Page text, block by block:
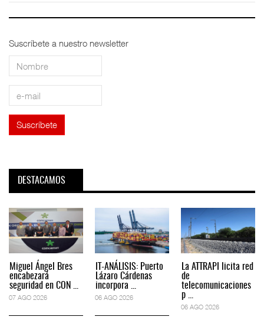
Suscríbete a nuestro newsletter
DESTACAMOS
Miguel Ángel Bres
encabezará
seguridad en CON ...
07 AGO 2026
IT-ANÁLISIS: Puerto
Lázaro Cárdenas
incorpora ...
06 AGO 2026
La ATTRAPI licita red
de
telecomunicaciones
p ...
06 AGO 2026